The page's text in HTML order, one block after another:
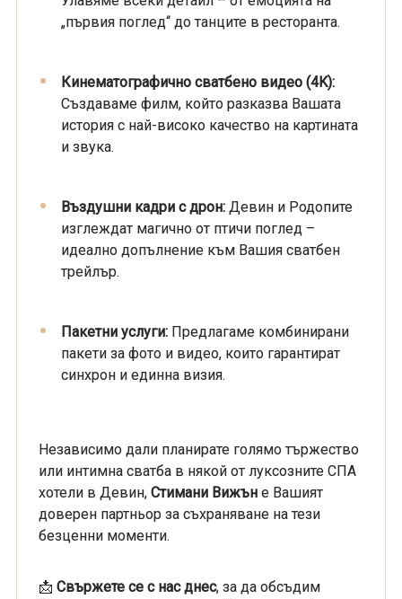
„първия поглед“ до танците в ресторанта.
Кинематографично сватбено видео (4K):
Създаваме филм, който разказва Вашата
история с най-високо качество на картината
и звука.
Въздушни кадри с дрон:Девин и Родопите
изглеждат магично от птичи поглед –
идеално допълнение към Вашия сватбен
трейлър.
Пакетни услуги:Предлагаме комбинирани
пакети за фото и видео, които гарантират
синхрон и единна визия.
Независимо дали планирате голямо тържество
или интимна сватба в някой от луксозните СПА
хотели в Девин, Стимани Вижъне Вашият
доверен партньор за съхраняване на тези
безценни моменти.
📩 Свържете се с нас днес, за да обсъдим